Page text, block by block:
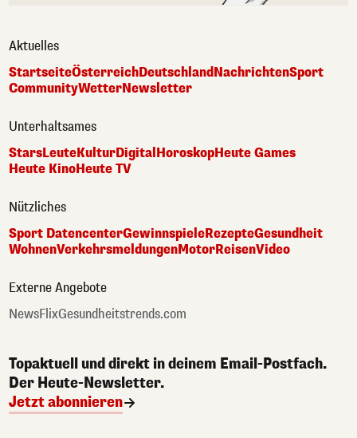
Aktuelles
StartseiteÖsterreichDeutschlandNachrichtenSport
CommunityWetterNewsletter
Unterhaltsames
StarsLeuteKulturDigital HoroskopHeute Games
Heute KinoHeute TV
Nützliches
Sport DatencenterGewinnspieleRezepteGesundheit
WohnenVerkehrsmeldungenMotorReisenVideo
Externe Angebote
NewsFlixGesundheitstrends.com
Topaktuell und direkt in deinem Email-Postfach.
Der Heute-Newsletter.
Jetzt abonnieren